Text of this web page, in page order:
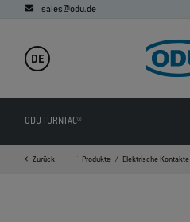
sales@odu.de
DE
ODU TURNTAC®
Produkte im Vergleich
Zurück
Startseite Produkte Elektrische Kontakte